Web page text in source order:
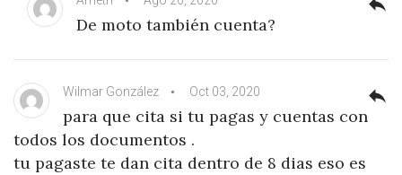
De moto también cuenta?
Wilmar González Oct 03, 2020
para que cita si tu pagas y cuentas con
todos los documentos .
tu pagaste te dan cita dentro de 8 dias eso es
reply